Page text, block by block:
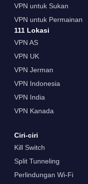
VPN untuk Sukan
VPN untuk Permainan
111 Lokasi
VPN AS
VPN UK
VPN Jerman
VPN Indonesia
VPN India
VPN Kanada
Ciri-ciri
Kill Switch
Split Tunneling
Perlindungan Wi-Fi